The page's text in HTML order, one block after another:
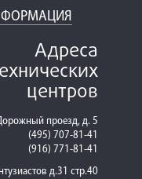
Адреса
центров
проезд, д. 5
(495) 707-81-41
(916) 771-81-41
д.31 стр.40